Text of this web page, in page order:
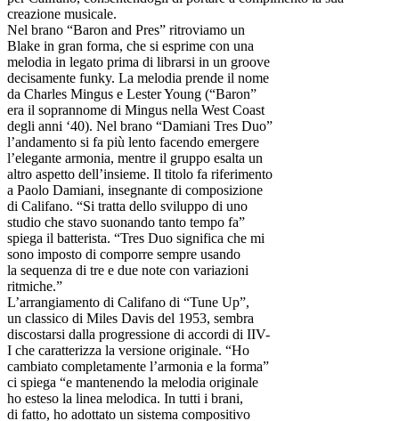
creazione musicale.
Nel brano “Baron and Pres” ritroviamo un
Blake in gran forma, che si esprime con una
melodia in legato prima di librarsi in un groove
decisamente funky. La melodia prende il nome
da Charles Mingus e Lester Young (“Baron”
era il soprannome di Mingus nella West Coast
degli anni ‘40). Nel brano “Damiani Tres Duo”
l’andamento si fa più lento facendo emergere
l’elegante armonia, mentre il gruppo esalta un
altro aspetto dell’insieme. Il titolo fa riferimento
a Paolo Damiani, insegnante di composizione
di Califano. “Si tratta dello sviluppo di uno
studio che stavo suonando tanto tempo fa”
spiega il batterista. “Tres Duo significa che mi
sono imposto di comporre sempre usando
la sequenza di tre e due note con variazioni
ritmiche.”
L’arrangiamento di Califano di “Tune Up”,
un classico di Miles Davis del 1953, sembra
discostarsi dalla progressione di accordi di IIV-
I che caratterizza la versione originale. “Ho
cambiato completamente l’armonia e la forma”
ci spiega “e mantenendo la melodia originale
ho esteso la linea melodica. In tutti i brani,
di fatto, ho adottato un sistema compositivo